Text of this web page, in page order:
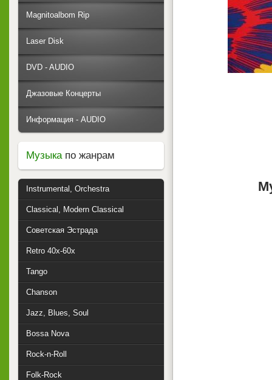
Magnitoalbom Rip
Laser Disk
DVD - AUDIO
Джазовые Концерты
Информация - AUDIO
Музыкапо жанрам
Instrumental, Orchestra
Classical, Modern Classical
Советская Эстрада
Retro 40x-60x
Tango
Chanson
Jazz, Blues, Soul
Bossa Nova
Rock-n-Roll
Folk-Rock